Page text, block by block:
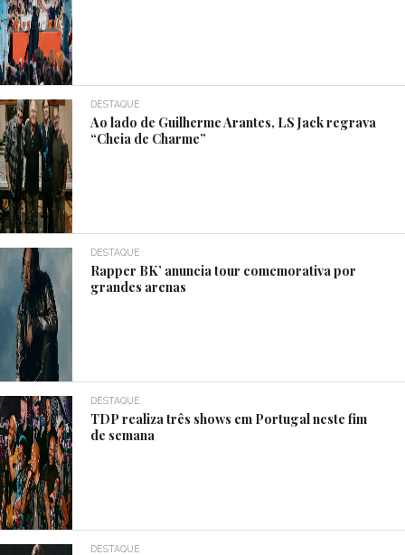
DESTAQUE
Ao lado de Guilherme Arantes, LS Jack regrava
“Cheia de Charme”
DESTAQUE
Rapper BK’ anuncia tour comemorativa por
grandes arenas
DESTAQUE
TDP realiza três shows em Portugal neste fim
de semana
DESTAQUE